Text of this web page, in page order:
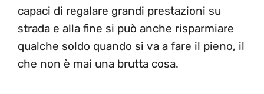
capaci di regalare grandi prestazioni su
strada e alla fine si può anche risparmiare
qualche soldo quando si va a fare il pieno, il
che non è mai una brutta cosa.